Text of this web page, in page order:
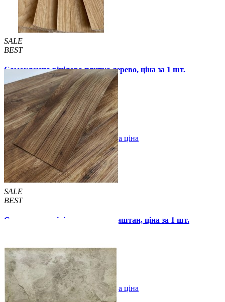
SALE
BEST
Самоклеюча вінілова плитка дерево, ціна за 1 шт.
(СВП-017)
57 грн. 115 грн.
Купити В закладки Оптова ціна
SALE
BEST
Самоклеюча вінілова плитка каштан, ціна за 1 шт.
57 грн. 115 грн.
Купити В закладки Оптова ціна